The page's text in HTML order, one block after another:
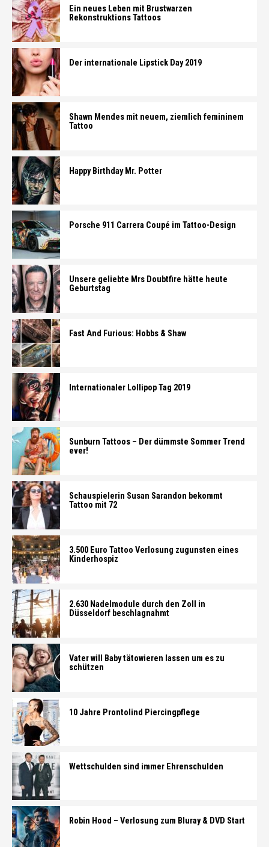
Ein neues Leben mit Brustwarzen
Rekonstruktions Tattoos
Der internationale Lipstick Day 2019
Shawn Mendes mit neuem, ziemlich femininem
Tattoo
Happy Birthday Mr. Potter
Porsche 911 Carrera Coupé im Tattoo-Design
Unsere geliebte Mrs Doubtfire hätte heute
Geburtstag
Fast And Furious: Hobbs & Shaw
Internationaler Lollipop Tag 2019
Sunburn Tattoos – Der dümmste Sommer Trend
ever!
Schauspielerin Susan Sarandon bekommt
Tattoo mit 72
3.500 Euro Tattoo Verlosung zugunsten eines
Kinderhospiz
2.630 Nadelmodule durch den Zoll in
Düsseldorf beschlagnahmt
Vater will Baby tätowieren lassen um es zu
schützen
10 Jahre Prontolind Piercingpflege
Wettschulden sind immer Ehrenschulden
Robin Hood – Verlosung zum Bluray & DVD Start